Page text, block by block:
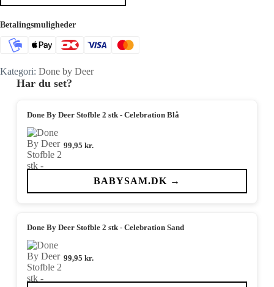
Betalingsmuligheder
Kategori: Done by Deer
Har du set?
Done By Deer Stofble 2 stk - Celebration Blå
99,95 kr.
BABYSAM.DK →
Done By Deer Stofble 2 stk - Celebration Sand
99,95 kr.